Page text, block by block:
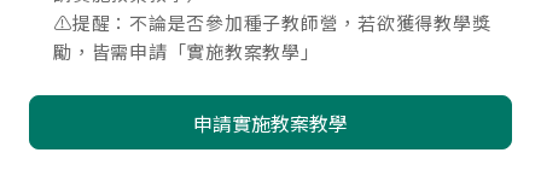
⚠️提醒：不論是否參加種子教師營，若欲獲得教學獎
勵，皆需申請「實施教案教學」
申請實施教案教學